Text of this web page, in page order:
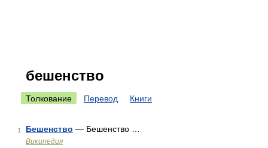
бешенство
Толкование Перевод Книги
1 Бешенство — Бешенство …
Википедия